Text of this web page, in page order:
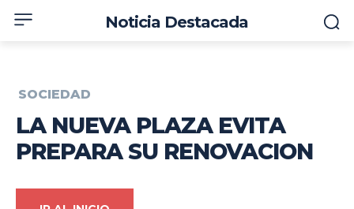
Noticia Destacada
SOCIEDAD
LA NUEVA PLAZA EVITA
PREPARA SU RENOVACION